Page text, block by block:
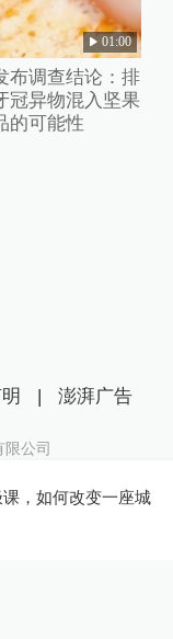
01:00
布调查结论：排
冠异物混入坚果
的可能性
，如何改变一座城
| 澎湃广告
限公司
号
号